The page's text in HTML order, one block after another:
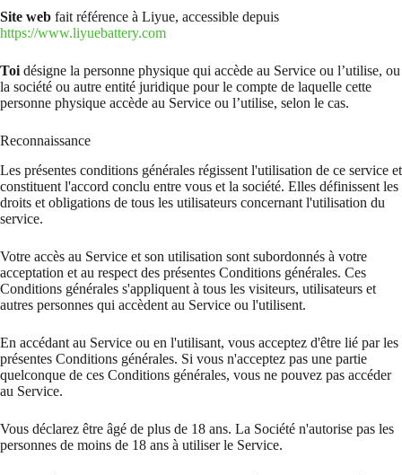
Site web fait référence à Liyue, accessible depuis
https://www.liyuebattery.com
Toi désigne la personne physique qui accède au Service ou l’utilise, ou
la société ou autre entité juridique pour le compte de laquelle cette
personne physique accède au Service ou l’utilise, selon le cas.
Reconnaissance
Les présentes conditions générales régissent l'utilisation de ce service et
constituent l'accord conclu entre vous et la société. Elles définissent les
droits et obligations de tous les utilisateurs concernant l'utilisation du
service.
Votre accès au Service et son utilisation sont subordonnés à votre
acceptation et au respect des présentes Conditions générales. Ces
Conditions générales s'appliquent à tous les visiteurs, utilisateurs et
autres personnes qui accèdent au Service ou l'utilisent.
En accédant au Service ou en l'utilisant, vous acceptez d'être lié par les
présentes Conditions générales. Si vous n'acceptez pas une partie
quelconque de ces Conditions générales, vous ne pouvez pas accéder
au Service.
Vous déclarez être âgé de plus de 18 ans. La Société n'autorise pas les
personnes de moins de 18 ans à utiliser le Service.